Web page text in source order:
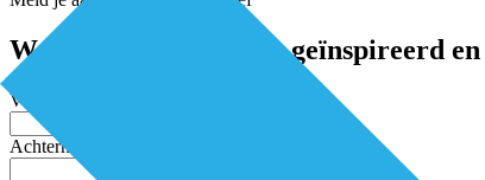
Word elke twee weken geïnspireerd
Voornaam
Achternaam